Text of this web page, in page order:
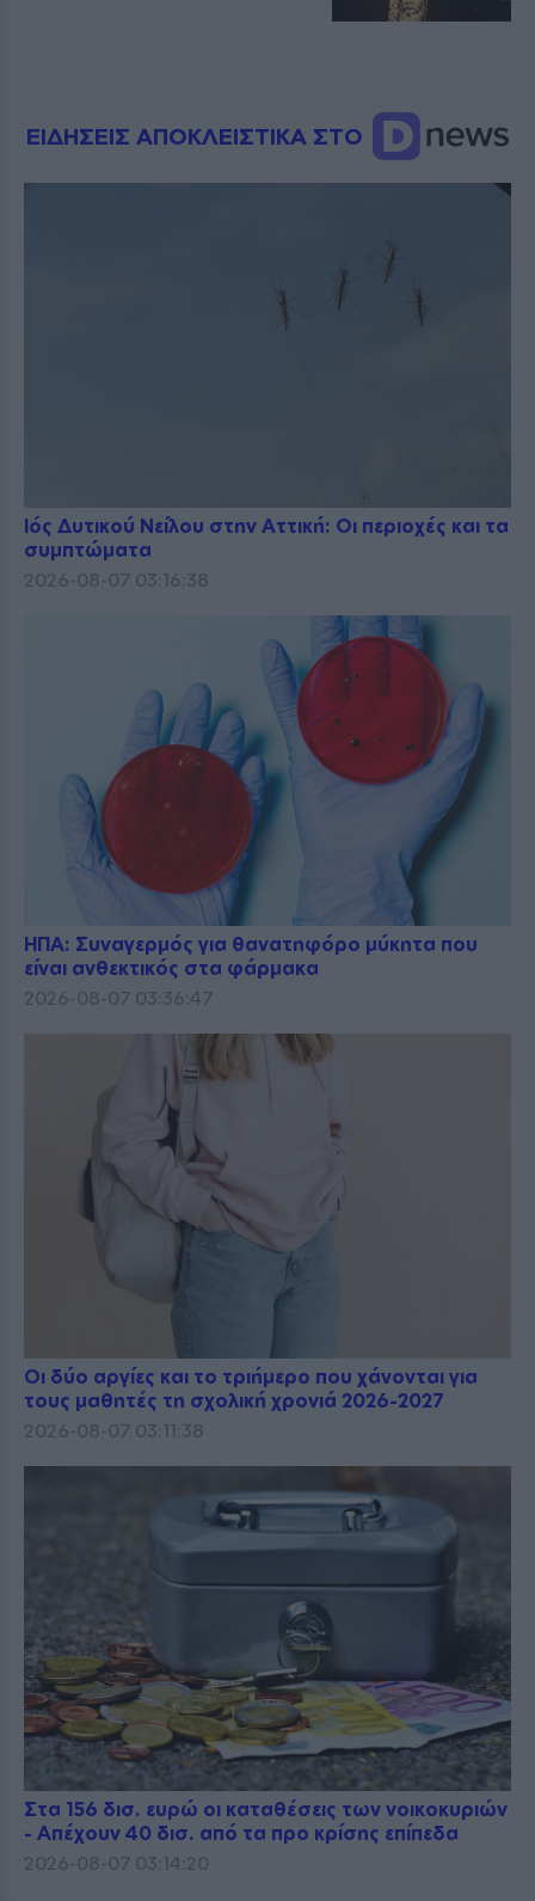
ΕΙΔΗΣΕΙΣ ΑΠΟΚΛΕΙΣΤΙΚΑ ΣΤΟ
Ιός Δυτικού Νείλου στην Αττική: Οι περιοχές και τα
συμπτώματα
2026-08-07 03:16:38
ΗΠΑ: Συναγερμός για θανατηφόρο μύκητα που
είναι ανθεκτικός στα φάρμακα
2026-08-07 03:36:47
Οι δύο αργίες και το τριήμερο που χάνονται για
τους μαθητές τη σχολική χρονιά 2026-2027
2026-08-07 03:11:38
Στα 156 δισ. ευρώ οι καταθέσεις των νοικοκυριών
- Απέχουν 40 δισ. από τα προ κρίσης επίπεδα
2026-08-07 03:14:20